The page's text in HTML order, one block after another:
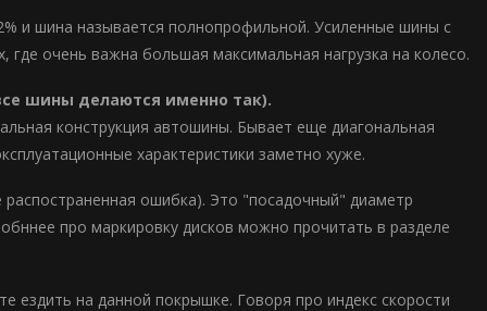
и шина называется полнопрофильной. Усиленные шины с
очень важна большая максимальная нагрузка на колесо.
шины делаются именно так).
конструкция автошины. Бывает еще диагональная
характеристики заметно хуже.
ошибка). Это "посадочный" диаметр
про маркировку дисков можно прочитать в разделе
на данной покрышке. Говоря про индекс скорости